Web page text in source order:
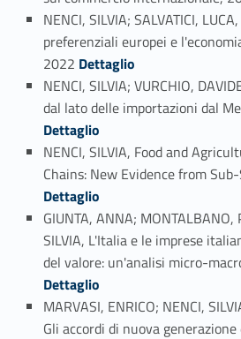
NENCI, SILVIA; SALVATICI,
preferenziali europei e
2022 Link identifier #identifier_person_9947-53
Dettaglio
NENCI, SILVIA; VURCHIO,
dal lato delle importazioni dal
Dettaglio
NENCI, SILVIA, Food and
Chains: New Evidence from
Dettaglio
GIUNTA, ANNA; MONTALBANO,
SILVIA, L'Italia e le imprese
del valore: un'analisi micro-
Dettaglio
MARVASI, ENRICO; NENCI,
Gli accordi di nuova